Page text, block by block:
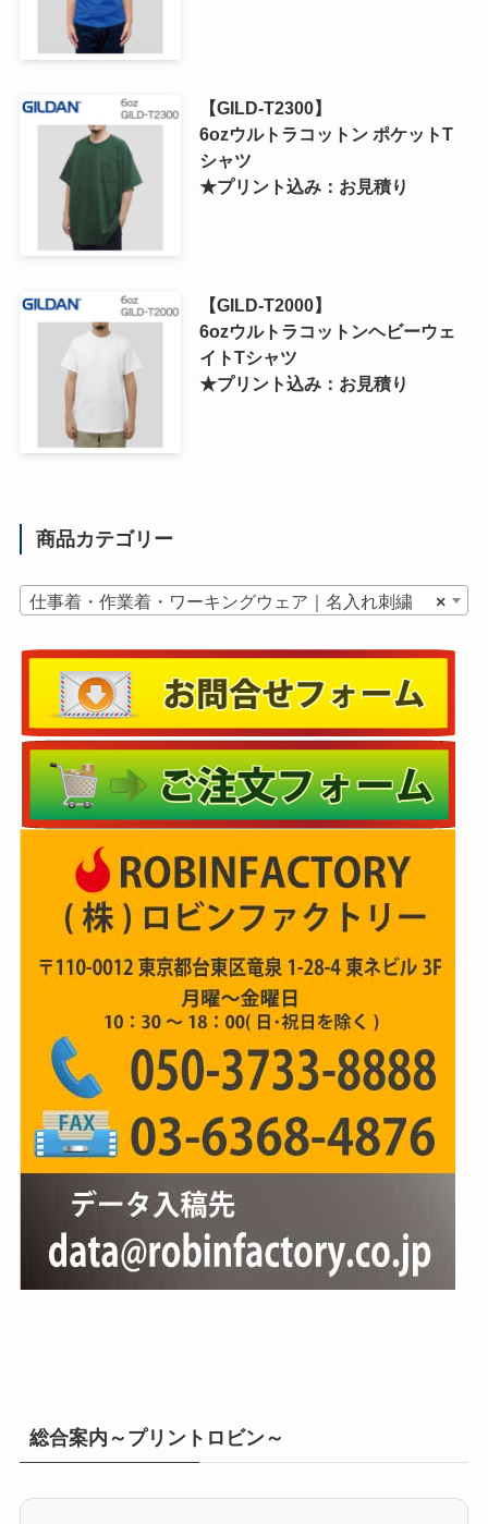
【GILD-T2300】
6ozウルトラコットン ポケットT
シャツ
★プリント込み：お見積り
【GILD-T2000】
6ozウルトラコットンヘビーウェ
イトTシャツ
★プリント込み：お見積り
商品カテゴリー
×
仕事着・作業着・ワーキングウェア｜名入れ刺繍
総合案内～プリントロビン～